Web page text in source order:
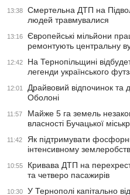
13:38
Смертельна ДТП на
людей травмувалися
13:16
Європейські мільйони
ремонтують центральну
12:42
На Тернопільщині
легенди українського
12:01
Драйвовий відпочинок та
Оболоні
11:57
Майже 5 га земель
власності Бучацької
11:42
Як підтримувати
інтенсивному
10:55
Кривава ДТП на
та четверо пасажирів
10:30 У Тернополі капітально